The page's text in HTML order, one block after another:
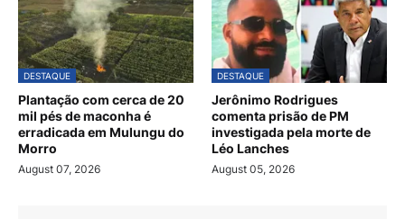
DESTAQUE
Plantação com cerca de 20
mil pés de maconha é
erradicada em Mulungu do
Morro
August 07, 2026
DESTAQUE
Jerônimo Rodrigues
comenta prisão de PM
investigada pela morte de
Léo Lanches
August 05, 2026